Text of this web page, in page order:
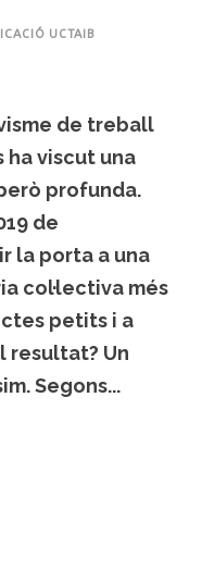
UCTAIB
de treball
ha viscut una
profunda.
de
la porta a una
col·lectiva més
petits i a
resultat? Un
Segons...